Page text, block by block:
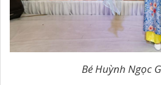
Bé Huỳnh Ngọc